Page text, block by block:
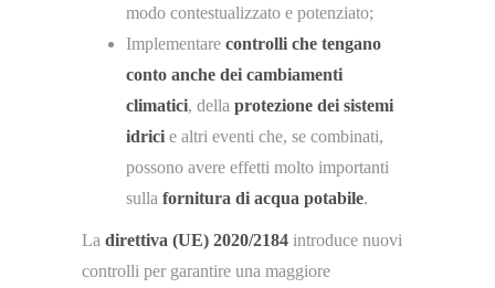
modo contestualizzato e potenziato;
Implementare controlli che tengano
conto anche dei cambiamenti
climatici, della protezione dei sistemi
idrici e altri eventi che, se combinati,
possono avere effetti molto importanti
sulla fornitura di acqua potabile.
La direttiva (UE) 2020/2184 introduce nuovi
controlli per garantire una maggiore